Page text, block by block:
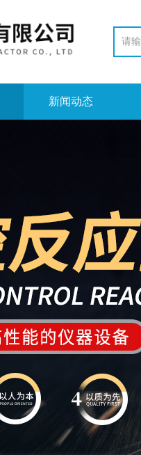
新闻动态